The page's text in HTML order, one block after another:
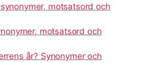
motsatsord och
motsatsord och
år? Synonymer och